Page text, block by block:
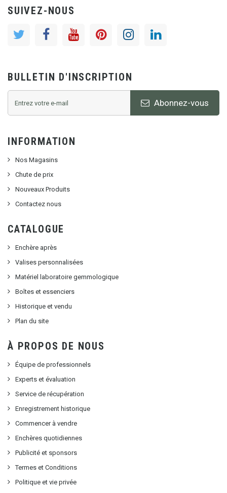
SUIVEZ-NOUS
BULLETIN D'INSCRIPTION
Abonnez-vous
INFORMATION
Nos Magasins
Chute de prix
Nouveaux Produits
Contactez nous
CATALOGUE
Enchère après
Valises personnalisées
Matériel laboratoire gemmologique
Boîtes et essenciers
Historique et vendu
Plan du site
À PROPOS DE NOUS
Équipe de professionnels
Experts et évaluation
Service de récupération
Enregistrement historique
Commencer à vendre
Enchères quotidiennes
Publicité et sponsors
Termes et Conditions
Politique et vie privée